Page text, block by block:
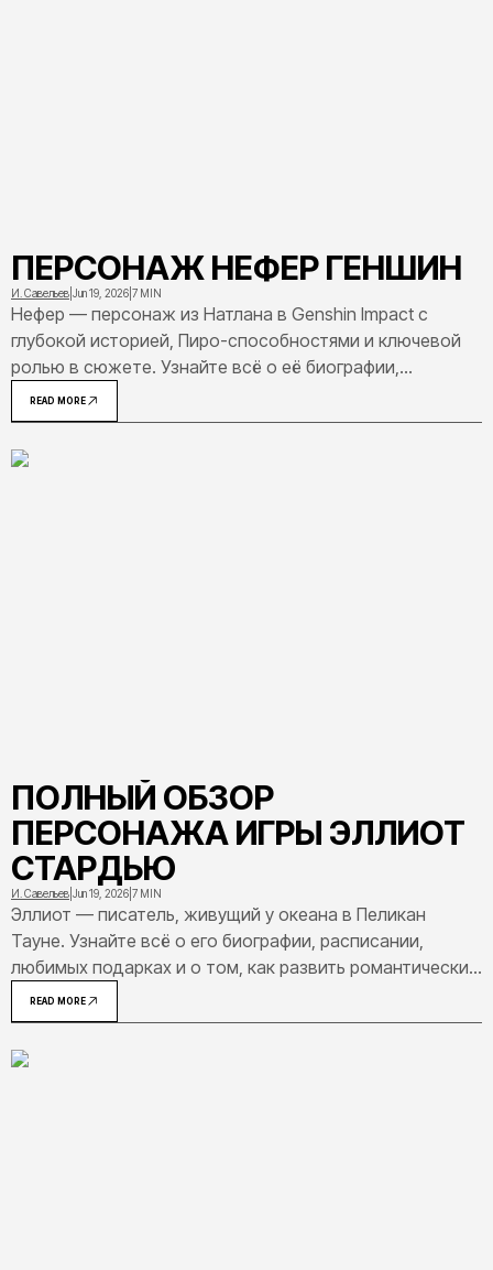
ПЕРСОНАЖ НЕФЕР ГЕНШИН
И. Савельев Jun 19, 2026 7 MIN
Нефер — персонаж из Натлана в Genshin Impact с
глубокой историей, Пиро-способностями и ключевой
ролью в сюжете. Узнайте всё о её биографии,
характере и связях с другими героями игры.
READ MORE
ПОЛНЫЙ ОБЗОР
ПЕРСОНАЖА ИГРЫ ЭЛЛИОТ
СТАРДЬЮ
И. Савельев Jun 19, 2026 7 MIN
Эллиот — писатель, живущий у океана в Пеликан
Тауне. Узнайте всё о его биографии, расписании,
любимых подарках и о том, как развить романтические
отношения вплоть до свадьбы.
READ MORE